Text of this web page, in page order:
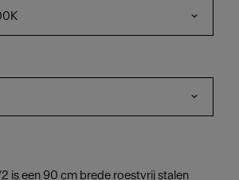
2 is een 90 cm brede roestvrij stalen